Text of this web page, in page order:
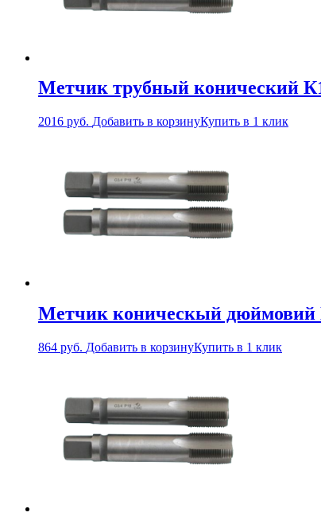
Метчик трубный конический
2016 руб. Добавить в корзинуКупить в 1 клик
Метчик коническый
864 руб. Добавить в корзинуКупить в 1 клик